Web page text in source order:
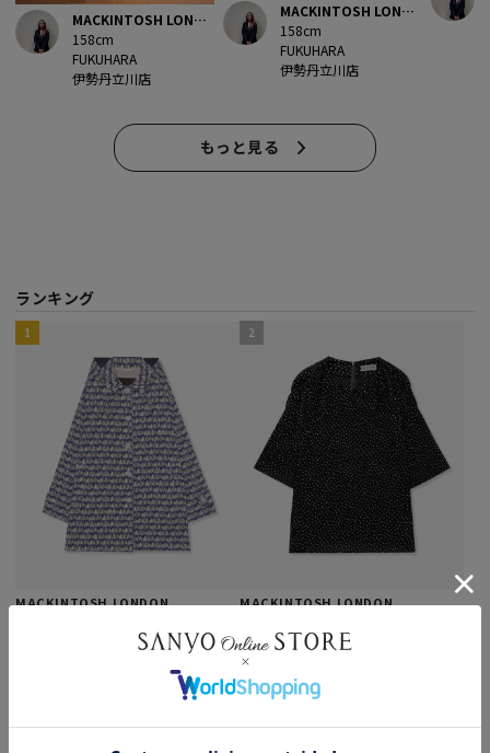
伊勢丹立川店
FUKUHARA
158cm
MACKINTOSH LONDO
N
伊勢丹立川店
FUKUHARA
158cm
MACKINTOSH LONDO
N
もっと見る
ランキング
https://store.sanyo-
shokai.co.jp/products/G5B04454?
variant=49302524952888
https://store.sanyo-
shokai.co.jp/products/G5B17478?
variant=49324041404728
https://store.sanyo-
shokai.co.jp/products/G5F77254?
variant=47398138511672
https://store.sanyo-
shokai.co.jp/products/G5B21433?
variant=48847811281208
https://store.sanyo-
shokai.co.jp/products/G5B81449?
variant=49304598675768
https://store.sanyo-
shokai.co.jp/products/G5N26418?
variant=49304609620280
https://store.sanyo-
shokai.co.jp/products/G5A17426?
variant=49319608123704
https://store.sanyo-
shokai.co.jp/products/G5B14003?
variant=48847752429880
https://store.sanyo-
shokai.co.jp/products/G5A85438?
variant=49310038753592
https://store.sanyo-
shokai.co.jp/products/G5N20406?
variant=49304612569400
1
MACKINTOSH LONDON
2
MACKINTOSH LONDON
¥42,900 税込
4